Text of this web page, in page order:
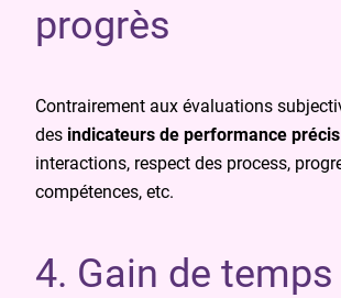
progrès
Contrairement aux évaluations
des indicateurs de performance précis
interactions, respect des process,
compétences, etc.
4. Gain de